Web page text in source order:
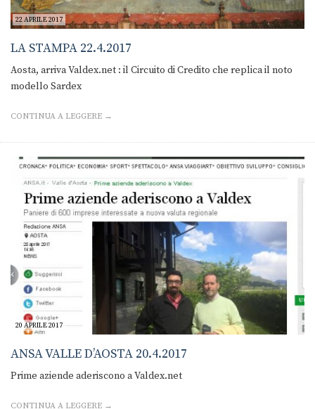
22 APRILE 2017
LA STAMPA 22.4.2017
Aosta, arriva Valdex.net : il Circuito di Credito che replica il noto
modello Sardex
CONTINUA A LEGGERE →
20 APRILE 2017
ANSA VALLE D’AOSTA 20.4.2017
Prime aziende aderiscono a Valdex.net
CONTINUA A LEGGERE →